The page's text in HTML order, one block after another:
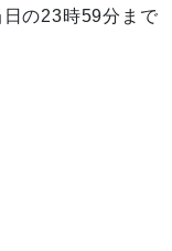
の23時59分まで